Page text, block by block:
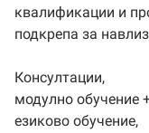
квалификации и
подкрепа за
Консултации,
модулно обучение
езиково обучение,